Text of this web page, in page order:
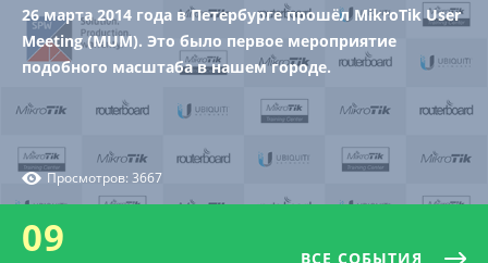
26 марта 2014 года в Петербурге прошёл MikroTik User
Meeting (MUM). Это было первое мероприятие
подобного масштаба в нашем городе.
Просмотров: 3667
09 ВСЕ СОБЫТИЯ